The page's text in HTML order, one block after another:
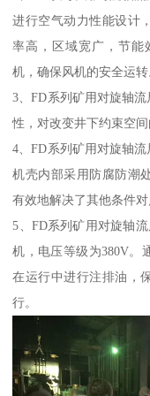
进行空气动力性能设计
率高，区域宽广，节
机，确保风机的安全运转
3、FD系列矿用对旋轴
性，对改变井下约束空间
4、FD系列矿用对旋轴
机壳内部采用防腐防潮
有效地解决了其他条件对
5、FD系列矿用对旋轴
机，电压等级为380V。
在运行中进行注排油，
行。